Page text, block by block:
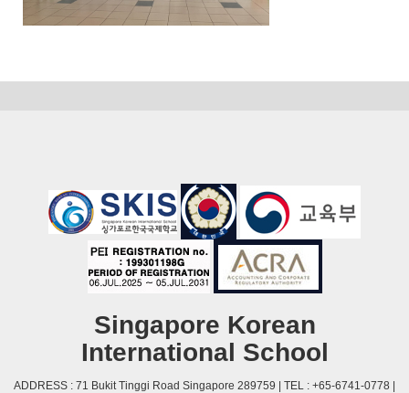
Singapore Korean
International School
ADDRESS : 71 Bukit Tinggi Road Singapore 289759 | TEL : +65-6741-0778 |